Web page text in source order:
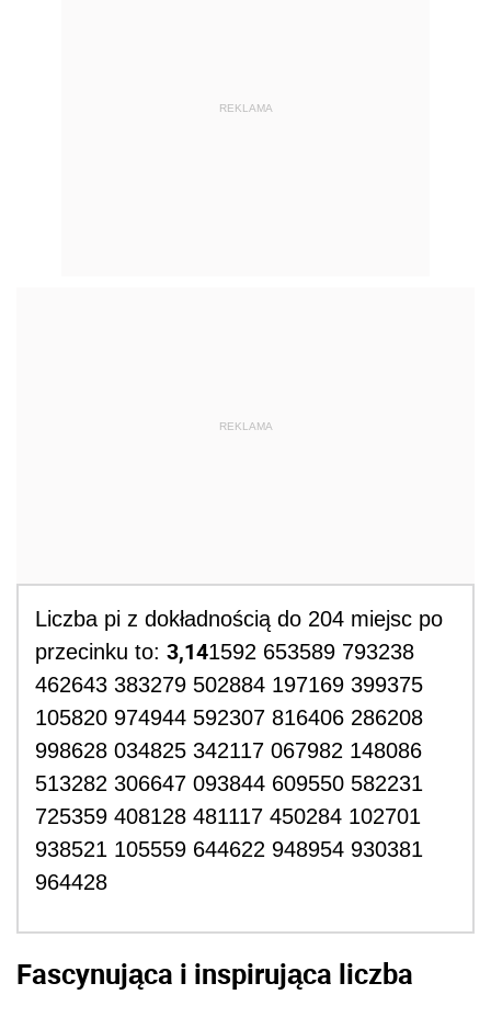
REKLAMA
REKLAMA
Liczba pi z dokładnością do 204 miejsc po
przecinku to: 3,141592 653589 793238
462643 383279 502884 197169 399375
105820 974944 592307 816406 286208
998628 034825 342117 067982 148086
513282 306647 093844 609550 582231
725359 408128 481117 450284 102701
938521 105559 644622 948954 930381
964428
Fascynująca i inspirująca liczba